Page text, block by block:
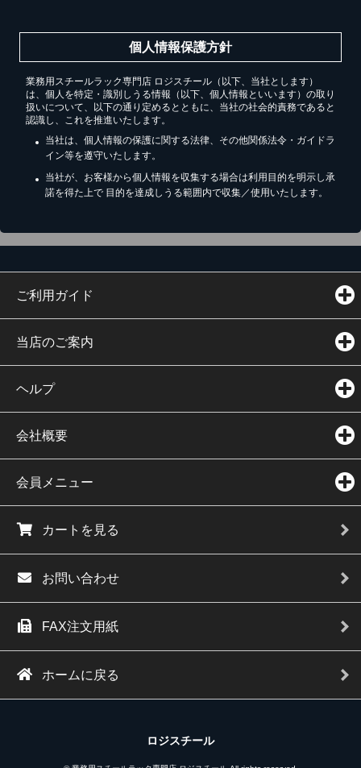
個人情報保護方針
業務用スチールラック専門店 ロジスチール（以下、当社とします）
は、個人を特定・識別しうる情報（以下、個人情報といいます）の取り
扱いについて、以下の通り定めるとともに、当社の社会的責務であると
認識し、これを推進いたします。
当社は、個人情報の保護に関する法律、その他関係法令・ガイドラ
イン等を遵守いたします。
当社が、お客様から個人情報を収集する場合は利用目的を明示し承
諾を得た上で 目的を達成しうる範囲内で収集／使用いたします。
ご利用ガイド
当店のご案内
ヘルプ
会社概要
会員メニュー
カートを見る
お問い合わせ
FAX注文用紙
ホームに戻る
ロジスチール